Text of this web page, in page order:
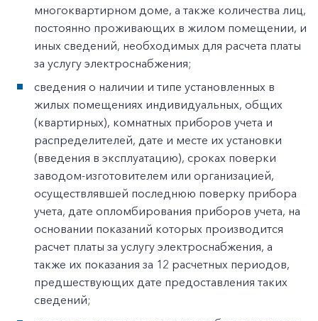
многоквартирном доме, а также количества лиц,
постоянно проживающих в жилом помещении, и
иных сведений, необходимых для расчета платы
за услугу электроснабжения;
сведения о наличии и типе установленных в
жилых помещениях индивидуальных, общих
(квартирных), комнатных приборов учета и
распределителей, дате и месте их установки
(введения в эксплуатацию), сроках поверки
заводом-изготовителем или организацией,
осуществлявшей последнюю поверку прибора
учета, дате опломбирования приборов учета, на
основании показаний которых производится
расчет платы за услугу электроснабжения, а
также их показания за 12 расчетных периодов,
предшествующих дате предоставления таких
сведений;